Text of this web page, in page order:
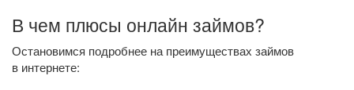
В чем плюсы онлайн займов?
Остановимся подробнее на преимуществах займов
в интернете: